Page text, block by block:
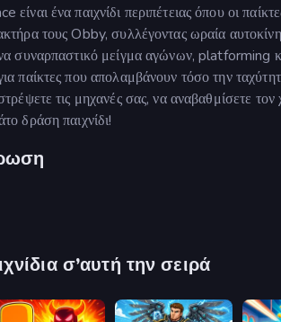
ένα παιχνίδι περιπέτειας όπου οι
τους Obby, συλλέγοντας ωραία
συναρπαστικό μείγμα αγώνων, platforming
παίκτες που απολαμβάνουν τόσο την
τις μηχανές σας, να αναβαθμίσετε
δράση παιχνίδι!
σ’αυτή την σειρά